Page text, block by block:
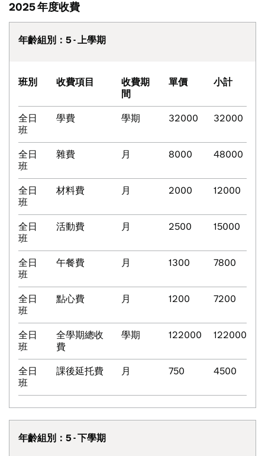
2025 年度收費
年齡組別：5 - 上學期
班別 收費項目
收費期
間
單價 小計
全日
班
學費 學期 32000 32000
全日
班
雜費 月 8000 48000
全日
班
材料費 月 2000 12000
全日
班
活動費 月 2500 15000
全日
班
午餐費 月 1300 7800
全日
班
點心費 月 1200 7200
全日
班
全學期總收
費
學期 122000 122000
全日
班
課後延托費 月 750 4500
年齡組別：5 - 下學期